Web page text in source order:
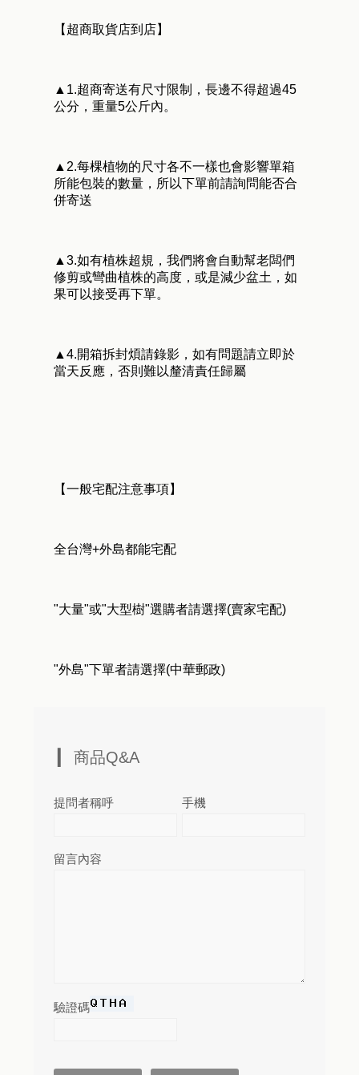
【超商取貨店到店】
▲1.超商寄送有尺寸限制，長邊不得超過45
公分，重量5公斤內。
▲2.每棵植物的尺寸各不一樣也會影響單箱
所能包裝的數量，所以下單前請詢問能否合
併寄送
▲3.如有植株超規，我們將會自動幫老闆們
修剪或彎曲植株的高度，或是減少盆土，如
果可以接受再下單。
▲4.開箱拆封煩請錄影，如有問題請立即於
當天反應，否則難以釐清責任歸屬
【一般宅配注意事項】
全台灣+外島都能宅配
"大量"或"大型樹"選購者請選擇(賣家宅配)
"外島"下單者請選擇(中華郵政)
商品Q&A
提問者稱呼 手機
留言內容
驗證碼